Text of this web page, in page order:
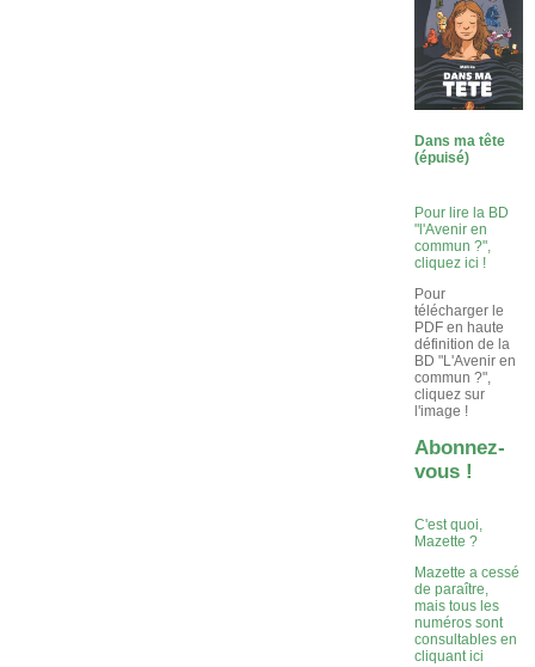
Dans ma tête
(épuisé)
Pour lire la BD
"l'Avenir en
commun ?",
cliquez ici !
Pour
télécharger le
PDF en haute
définition de la
BD "L'Avenir en
commun ?",
cliquez sur
l'image !
Abonnez-
vous !
C'est quoi,
Mazette ?
Mazette a cessé
de paraître,
mais tous les
numéros sont
consultables en
cliquant ici